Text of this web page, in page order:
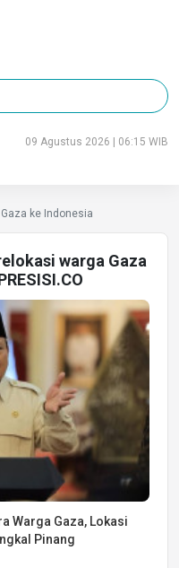
09 Agustus 2026 | 06:15 WIB
ke Indonesia
warga Gaza
Warga Gaza, Lokasi
Pinang